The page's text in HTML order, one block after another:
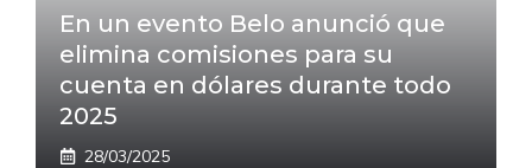
En un evento Belo anunció que
elimina comisiones para su
cuenta en dólares durante todo
2025
28/03/2025